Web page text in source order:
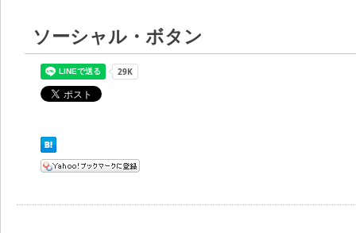
ソーシャル・ボタン